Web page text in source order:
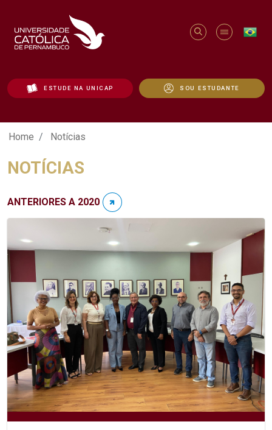
ESTUDE NA UNICAP SOU ESTUDANTE
Notícias - Unicap
Home Notícias
NOTÍCIAS
ANTERIORES A 2020